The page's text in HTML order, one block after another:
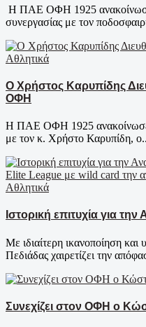
Η ΠΑΕ ΟΦΗ 1925
συνεργασίας με τον
Αθλητικά
Ο Χρήστος Καρυπίδης
ΟΦΗ
Η ΠΑΕ ΟΦΗ 1925 ανακοίνωσε
με τον κ. Χρήστο Καρυπίδη,
Αθλητικά
Ιστορική επιτυχία για
Με ιδιαίτερη ικανοποίηση
Πεδιάδας χαιρετίζει την
Συνεχίζει στον ΟΦΗ ο